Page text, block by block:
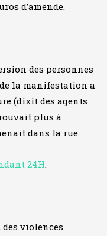
d’amende.
des personnes
la manifestation a
(dixit des agents
plus à
dans la rue.
24H.
des violences